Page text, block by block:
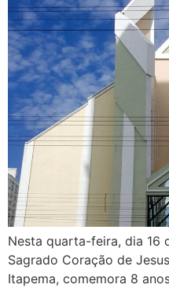
Nesta quarta-feira, dia 16
Sagrado Coração de
Itapema, comemora 8